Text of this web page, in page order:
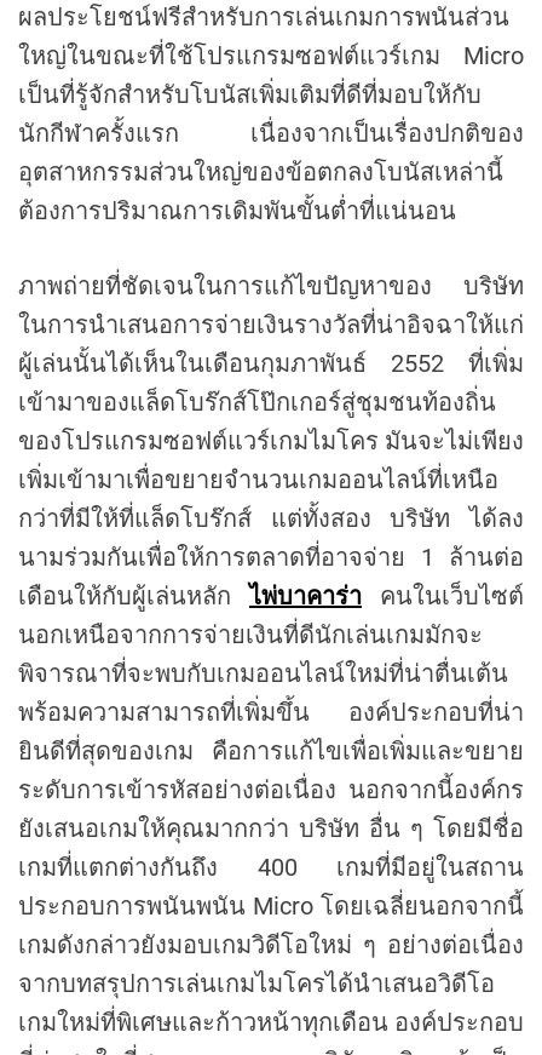
ผลประโยชน์ฟรีสำหรับการเล่นเกมการพนันส่วน
ใหญ่ในขณะที่ใช้โปรแกรมซอฟต์แวร์เกม Micro
เป็นที่รู้จักสำหรับโบนัสเพิ่มเติมที่ดีที่มอบให้กับ
นักกีฬาครั้งแรก เนื่องจากเป็นเรื่องปกติของ
อุตสาหกรรมส่วนใหญ่ของข้อตกลงโบนัสเหล่านี้
ต้องการปริมาณการเดิมพันขั้นต่ำที่แน่นอน
ภาพถ่ายที่ชัดเจนในการแก้ไขปัญหาของ บริษัท
ในการนำเสนอการจ่ายเงินรางวัลที่น่าอิจฉาให้แก่
ผู้เล่นนั้นได้เห็นในเดือนกุมภาพันธ์ 2552 ที่เพิ่ม
เข้ามาของแล็ดโบร๊กส์โป๊กเกอร์สู่ชุมชนท้องถิ่น
ของโปรแกรมซอฟต์แวร์เกมไมโคร มันจะไม่เพียง
เพิ่มเข้ามาเพื่อขยายจำนวนเกมออนไลน์ที่เหนือ
กว่าที่มีให้ที่แล็ดโบร๊กส์ แต่ทั้งสอง บริษัท ได้ลง
นามร่วมกันเพื่อให้การตลาดที่อาจจ่าย 1 ล้านต่อ
เดือนให้กับผู้เล่นหลักไพ่บาคาร่า
คนในเว็บไซต์
นอกเหนือจากการจ่ายเงินที่ดีนักเล่นเกมมักจะ
พิจารณาที่จะพบกับเกมออนไลน์ใหม่ที่น่าตื่นเต้น
พร้อมความสามารถที่เพิ่มขึ้น องค์ประกอบที่น่า
ยินดีที่สุดของเกม คือการแก้ไขเพื่อเพิ่มและขยาย
ระดับการเข้ารหัสอย่างต่อเนื่อง นอกจากนี้องค์กร
ยังเสนอเกมให้คุณมากกว่า บริษัท อื่น ๆ โดยมีชื่อ
เกมที่แตกต่างกันถึง 400 เกมที่มีอยู่ในสถาน
ประกอบการพนันพนัน Micro โดยเฉลี่ยนอกจากนี้
เกมดังกล่าวยังมอบเกมวิดีโอใหม่ ๆ อย่างต่อเนื่อง
จากบทสรุปการเล่นเกมไมโครได้นำเสนอวิดีโอ
เกมใหม่ที่พิเศษและก้าวหน้าทุกเดือน องค์ประกอบ